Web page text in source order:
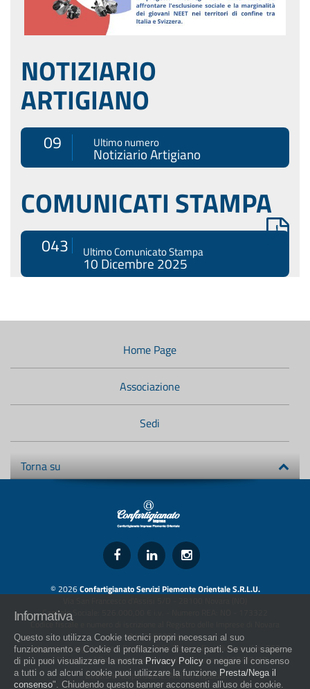
NOTIZIARIO
ARTIGIANO
09 Ultimo numero
Notiziario Artigiano
COMUNICATI STAMPA
043 Ultimo Comunicato Stampa
10 Dicembre 2025
Menù
Home Page
Associazione
Sedi
Torna su
© 2026Confartigianato Servizi Piemonte Orientale S.R.L.U.
Capitale Sociale: 526.000,00 € i.v. - Numero REA: NO - 173322
Codice fiscale e numero di iscrizione al Registro delle Imprese di Novara
01436930034
artigiani.it è registrato nel Registro della Stampa Periodica con il nr. 562
con Decreto del Presidente del Tribunale di Novara del 07/03/13
Direttore Responsabile: Amleto Impaloni
Informativa
Questo sito utilizza Cookie tecnici propri necessari al suo
funzionamento e Cookie di profilazione di terze parti. Se vuoi saperne
di più puoi visualizzare la nostra Privacy Policy o negare il consenso
a tutti o ad alcuni cookie puoi utilizzare la funzione Presta/Nega il
consenso". Chiudendo questo banner acconsenti all'uso dei cookie.